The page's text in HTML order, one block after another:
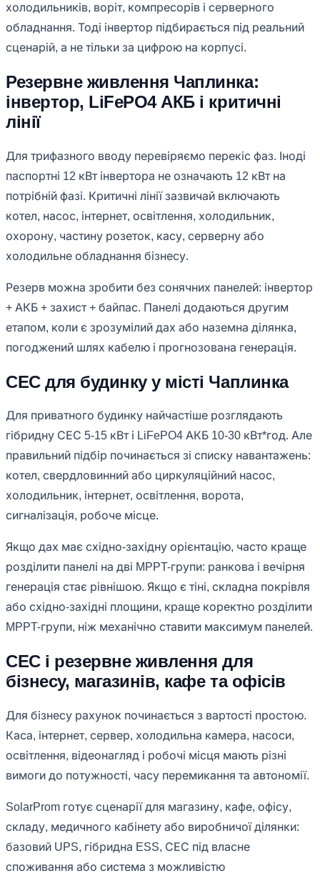
холодильників, воріт, компресорів і серверного
обладнання. Тоді інвертор підбирається під реальний
сценарій, а не тільки за цифрою на корпусі.
Резервне живлення Чаплинка:
інвертор, LiFePO4 АКБ і критичні
лінії
Для трифазного вводу перевіряємо перекіс фаз. Іноді
паспортні 12 кВт інвертора не означають 12 кВт на
потрібній фазі. Критичні лінії зазвичай включають
котел, насос, інтернет, освітлення, холодильник,
охорону, частину розеток, касу, серверну або
холодильне обладнання бізнесу.
Резерв можна зробити без сонячних панелей: інвертор
+ АКБ + захист + байпас. Панелі додаються другим
етапом, коли є зрозумілий дах або наземна ділянка,
погоджений шлях кабелю і прогнозована генерація.
СЕС для будинку у місті Чаплинка
Для приватного будинку найчастіше розглядають
гібридну СЕС 5-15 кВт і LiFePO4 АКБ 10-30 кВт*год. Але
правильний підбір починається зі списку навантажень:
котел, свердловинний або циркуляційний насос,
холодильник, інтернет, освітлення, ворота,
сигналізація, робоче місце.
Якщо дах має східно-західну орієнтацію, часто краще
розділити панелі на дві MPPT-групи: ранкова і вечірня
генерація стає рівнішою. Якщо є тіні, складна покрівля
або східно-західні площини, краще коректно розділити
MPPT-групи, ніж механічно ставити максимум панелей.
СЕС і резервне живлення для
бізнесу, магазинів, кафе та офісів
Для бізнесу рахунок починається з вартості простою.
Каса, інтернет, сервер, холодильна камера, насоси,
освітлення, відеонагляд і робочі місця мають різні
вимоги до потужності, часу перемикання та автономії.
SolarProm готує сценарії для магазину, кафе, офісу,
складу, медичного кабінету або виробничої ділянки:
базовий UPS, гібридна ESS, СЕС під власне
споживання або система з можливістю